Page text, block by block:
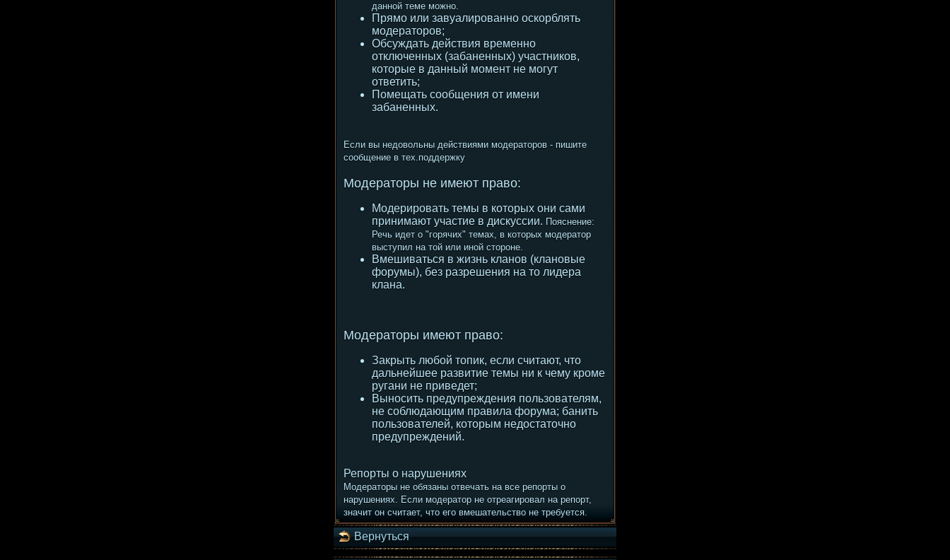
данной теме можно.
Прямо или завуалированно оскорблять
модераторов;
Обсуждать действия временно
отключенных (забаненных) участников,
которые в данный момент не могут
ответить;
Помещать сообщения от имени
забаненных.
Если вы недовольны действиями модераторов - пишите
сообщение в тех.поддержку
Модераторы не имеют право:
Модерировать темы в которых они сами
принимают участие в дискуссии. Пояснение:
Речь идет о "горячих" темах, в которых модератор
выступил на той или иной стороне.
Вмешиваться в жизнь кланов (клановые
форумы), без разрешения на то лидера
клана.
Модераторы имеют право:
Закрыть любой топик, если считают, что
дальнейшее развитие темы ни к чему кроме
ругани не приведет;
Выносить предупреждения пользователям,
не соблюдающим правила форума; банить
пользователей, которым недостаточно
предупреждений.
Репорты о нарушениях
Модераторы не обязаны отвечать на все репорты о
нарушениях. Если модератор не отреагировал на репорт,
значит он считает, что его вмешательство не требуется.
Вернуться